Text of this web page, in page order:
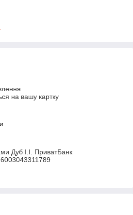
на вашу картку
Дуб І.І. ПриватБанк